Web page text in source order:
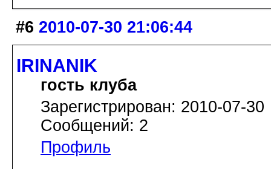
#6 2010-07-30 21:06:44
IRINANIK
гость клуба
Зарегистрирован: 2010-07-30
Сообщений: 2
Профиль